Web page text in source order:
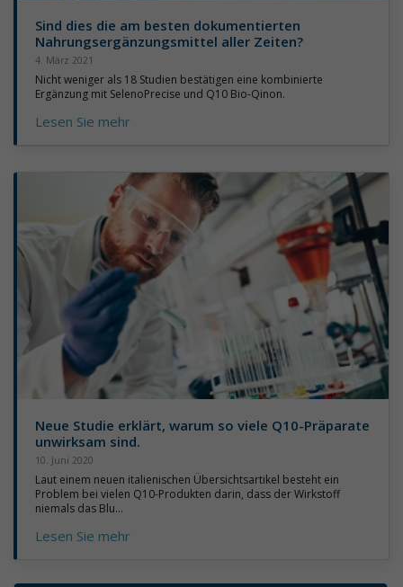
Sind dies die am besten dokumentierten
Nahrungsergänzungsmittel aller Zeiten?
4. März 2021
Nicht weniger als 18 Studien bestätigen eine kombinierte
Ergänzung mit SelenoPrecise und Q10 Bio-Qinon.
Lesen Sie mehr
Neue Studie erklärt, warum so viele Q10-Präparate
unwirksam sind.
10. Juni 2020
Laut einem neuen italienischen Übersichtsartikel besteht ein
Problem bei vielen Q10-Produkten darin, dass der Wirkstoff
niemals das Blu...
Lesen Sie mehr